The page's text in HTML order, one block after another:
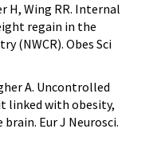
H, Wing RR. Internal
regain in the
(NWCR). Obes Sci
A. Uncontrolled
linked with obesity,
Eur J Neurosci.